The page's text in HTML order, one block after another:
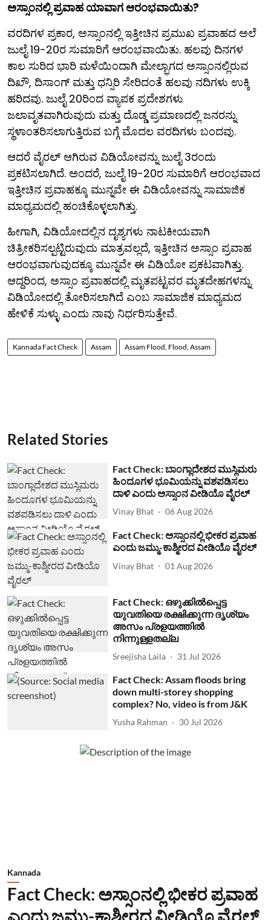
ಅಸ್ಸಾಂನಲ್ಲಿ ಪ್ರವಾಹ ಯಾವಾಗ ಆರಂಭವಾಯಿತು?
ವರದಿಗಳ ಪ್ರಕಾರ, ಅಸ್ಸಾಂನಲ್ಲಿ ಇತ್ತೀಚಿನ ಪ್ರಮುಖ ಪ್ರವಾಹದ ಅಲೆ
ಜುಲೈ 19-20ರ ಸುಮಾರಿಗೆ ಆರಂಭವಾಯಿತು. ಹಲವು ದಿನಗಳ
ಕಾಲ ಸುರಿದ ಭಾರಿ ಮಳೆಯಿಂದಾಗಿ ಮೇಲ್ಭಾಗದ ಅಸ್ಸಾಂನಲ್ಲಿರುವ
ದಿಖೌ, ದಿಸಾಂಗ್ ಮತ್ತು ಧನ್ಸಿರಿ ಸೇರಿದಂತೆ ಹಲವು ನದಿಗಳು ಉಕ್ಕಿ
ಹರಿದವು. ಜುಲೈ 20ರಿಂದ ವ್ಯಾಪಕ ಪ್ರದೇಶಗಳು
ಜಲಾವೃತವಾಗಿರುವುದು ಮತ್ತು ದೊಡ್ಡ ಪ್ರಮಾಣದಲ್ಲಿ ಜನರನ್ನು
ಸ್ಥಳಾಂತರಿಸಲಾಗುತ್ತಿರುವ ಬಗ್ಗೆ ಮೊದಲ ವರದಿಗಳು ಬಂದವು.
ಆದರೆ ವೈರಲ್ ಆಗಿರುವ ವಿಡಿಯೋವನ್ನು ಜುಲೈ 3ರಂದು
ಪ್ರಕಟಿಸಲಾಗಿದೆ. ಅಂದರೆ, ಜುಲೈ 19-20ರ ಸುಮಾರಿಗೆ ಆರಂಭವಾದ
ಇತ್ತೀಚಿನ ಪ್ರವಾಹಕ್ಕೂ ಮುನ್ನವೇ ಈ ವಿಡಿಯೋವನ್ನು ಸಾಮಾಜಿಕ
ಮಾಧ್ಯಮದಲ್ಲಿ ಹಂಚಿಕೊಳ್ಳಲಾಗಿತ್ತು.
ಹೀಗಾಗಿ, ವಿಡಿಯೋದಲ್ಲಿನ ದೃಶ್ಯಗಳು ನಾಟಕೀಯವಾಗಿ
ಚಿತ್ರೀಕರಿಸಲ್ಪಟ್ಟಿರುವುದು ಮಾತ್ರವಲ್ಲದೆ, ಇತ್ತೀಚಿನ ಅಸ್ಸಾಂ ಪ್ರವಾಹ
ಆರಂಭವಾಗುವುದಕ್ಕೂ ಮುನ್ನವೇ ಈ ವಿಡಿಯೋ ಪ್ರಕಟವಾಗಿತ್ತು.
ಆದ್ದರಿಂದ, ಅಸ್ಸಾಂ ಪ್ರವಾಹದಲ್ಲಿ ಮೃತಪಟ್ಟವರ ಮೃತದೇಹಗಳನ್ನು
ವಿಡಿಯೋದಲ್ಲಿ ತೋರಿಸಲಾಗಿದೆ ಎಂಬ ಸಾಮಾಜಿಕ ಮಾಧ್ಯಮದ
ಹೇಳಿಕೆ ಸುಳ್ಳು ಎಂದು ನಾವು ನಿರ್ಧರಿಸುತ್ತೇವೆ.
Kannada Fact Check Assam Assam Flood, Flood, Assam
Related Stories
Fact Check: ಬಾಂಗ್ಲಾದೇಶದ ಮುಸ್ಲಿಮರು
ಹಿಂದೂಗಳ ಭೂಮಿಯನ್ನು ವಶಪಡಿಸಲು
ದಾಳಿ ಎಂದು ಅಸ್ಸಾಂನ ವೀಡಿಯೊ ವೈರಲ್
Vinay Bhat 06 Aug 2026
Fact Check: ಅಸ್ಸಾಂನಲ್ಲಿ ಭೀಕರ ಪ್ರವಾಹ
ಎಂದು ಜಮ್ಮು-ಕಾಶ್ಮೀರದ ವೀಡಿಯೊ ವೈರಲ್
Vinay Bhat 01 Aug 2026
Fact Check: ഒഴുക്കില്‍പ്പെട്ട
യുവതിയെ രക്ഷിക്കുന്ന ദൃശ്യം
അസം പ്രളയത്തില്‍
നിന്നുള്ളതല്ല
Sreejisha Laila 31 Jul 2026
Fact Check: Assam floods bring
down multi-storey shopping
complex? No, video is from J&K
Yusha Rahman 30 Jul 2026
Kannada
Fact Check: ಅಸ್ಸಾಂನಲ್ಲಿ ಭೀಕರ ಪ್ರವಾಹ